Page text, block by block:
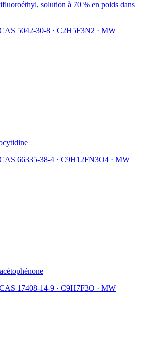
solution à 70 % en poids dans
CAS 5042-30-8 · C2H5F3N2 · MW
CAS 66335-38-4 · C9H12FN3O4 · MW
CAS 17408-14-9 · C9H7F3O · MW